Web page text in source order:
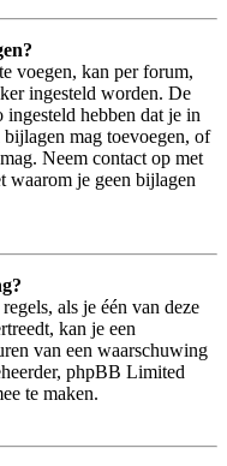
voegen, kan per forum,
ingesteld worden. De
hebben dat je in
mag toevoegen, of
Neem contact op met
waarom je geen bijlagen
als je één van deze
kan je een
van een waarschuwing
phpBB Limited
te maken.